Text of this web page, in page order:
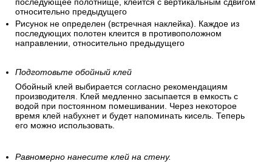
другом на одинаковой высоте).
Смещающийся рисунок, диагональное расположение.
Сдвинутая подгонка (подгонка по рисунку, т.е.
последующее полотнище, клеится с вертикальным сдвигом
относительно предыдущего
направлении, относительно предыдущего
Подготовьте обойный клей
Обойный клей выбирается согласно рекомендациям
производителя. Клей медленно засыпается в емкость с
его можно использовать.